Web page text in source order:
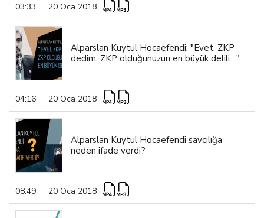
03:33 20 Oca 2018
Alparslan Kuytul Hocaefendi: "Evet, ZKP
dedim. ZKP olduğunuzun en büyük delili…"
04:16 20 Oca 2018
Alparslan Kuytul Hocaefendi savcılığa
neden ifade verdi?
08:49 20 Oca 2018